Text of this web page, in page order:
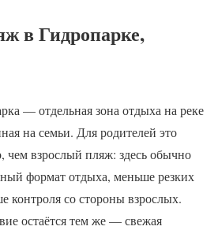
в Гидропарке,
— отдельная зона отдыха на реке
на семьи. Для родителей это
чем взрослый пляж: здесь обычно
формат отдыха, меньше резких
контроля со стороны взрослых.
остаётся тем же — свежая